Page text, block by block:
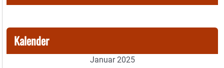
Kalender
Januar 2025